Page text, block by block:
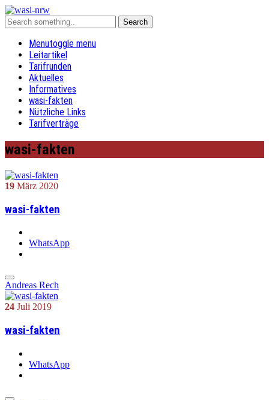
Menutoggle menu
Leitartikel
Tarifrunden
Aktuelles
Informatives
wasi-fakten
Nützliche Links
Tarifverträge
wasi-fakten
19 März 2020
wasi-fakten
WhatsApp
Andreas Rech
24 Juli 2019
wasi-fakten
WhatsApp